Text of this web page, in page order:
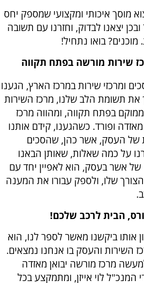
מוסך איכותי ומקצועי שמספק יחס
יצאנו לבדוק, וחזרנו עם תשובה
בואו נתחיל!
שירות מורשה בפתח תקווה
ומרכזי שירות במרכז הארץ, הגענו
את תשומת הלב שלנו, מרכז השירות
בפתח תקווה, ומהווה מרכז
ופורד. כשהגענו, קידם אותנו
של העסק, אשר כהן, שהסכים
על כמה שאלות, שאותן הבאנו
של אשר בעסק, הוא לאפיין יחד עם
שלו, ולספק עבורו את המענה
הבית לרכב שלכם!
אותו ביקשנו מאשר לספר לנו, הוא
השירות והעסק בו אנחנו נמצאים.
מרכז מורשה יבואן מאזדה
המנכ"ל לוי אייזן, ומתמקצע בכל